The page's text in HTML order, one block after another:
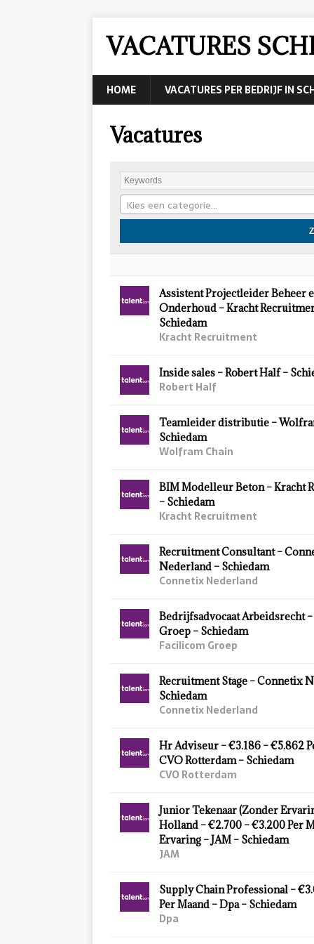
VACATURES
HOME VACATURES PER BEDRIJF IN
Vacatures
Kies een categorie…
Assistent Projectleider Beheer
Onderhoud – Kracht
Schiedam
Kracht Recruitment
Inside sales – Robert Half –
Robert Half
Teamleider distributie –
Schiedam
Wolfram Chain
BIM Modelleur Beton – Kracht
– Schiedam
Kracht Recruitment
Recruitment Consultant –
Nederland – Schiedam
Connetix Nederland
Bedrijfsadvocaat Arbeidsrecht
Groep – Schiedam
Facilicom Groep
Recruitment Stage – Connetix
Schiedam
Connetix Nederland
Hr Adviseur – €3.186 – €5.862
CVO Rotterdam – Schiedam
CVO Rotterdam
Junior Tekenaar (Zonder
Holland – €2.700 – €3.200 Per
Ervaring – JAM – Schiedam
JAM
Supply Chain Professional –
Per Maand – Dpa – Schiedam
Dpa